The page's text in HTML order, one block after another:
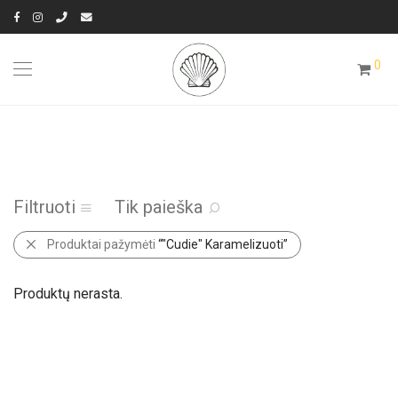
0
Filtruoti Tik paieška
Produktai pažymėti “"Cudie" Karamelizuoti”
Produktų nerasta.